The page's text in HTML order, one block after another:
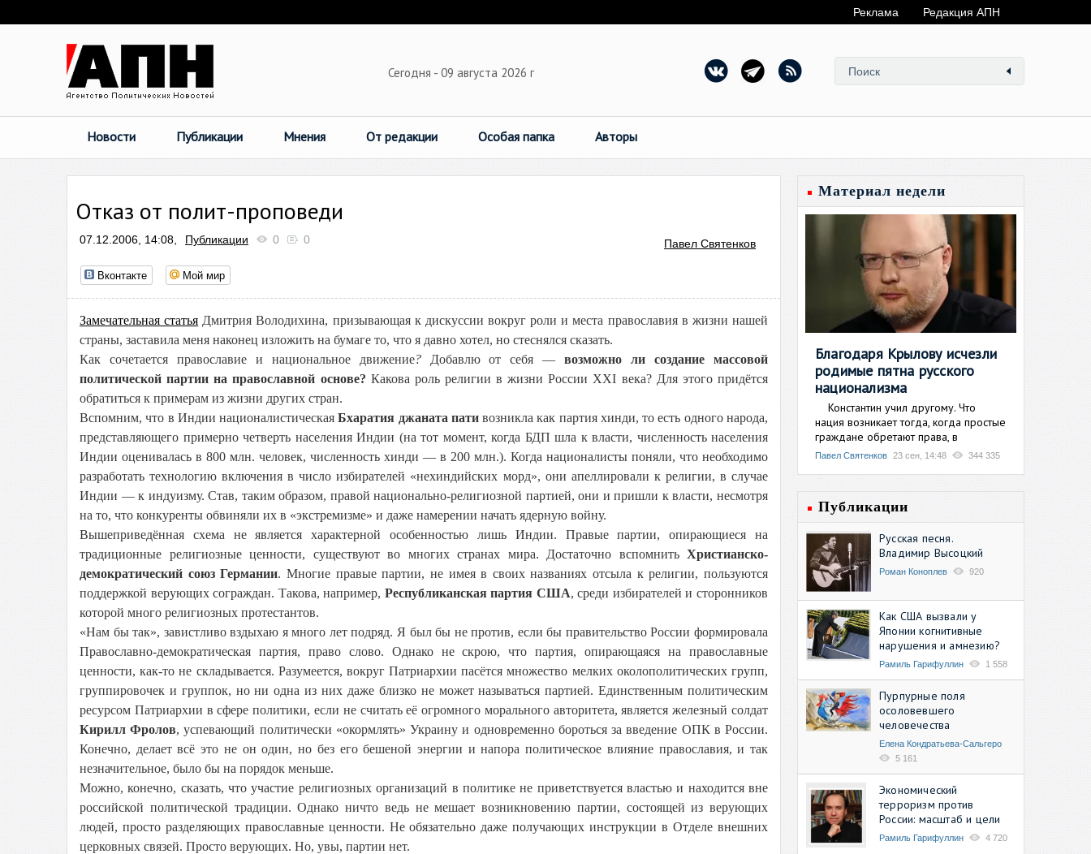
Реклама Редакция АПН
Сегодня - 09 августа 2026 г
Новости Публикации Мнения От редакции Особая папка Авторы
Отказ от полит-проповеди
07.12.2006, 14:08, Публикации 0 0 Павел Святенков
Вконтакте Мой мир
Замечательная статья Дмитрия Володихина, призывающая к дискуссии вокруг роли и места православия в жизни нашей
страны, заставила меня наконец изложить на бумаге то, что я давно хотел, но стеснялся сказать.
Как сочетается православие и национальное движение?Добавлю от себя —возможно ли создание массовой
политической партии на православной основе? Какова роль религии в жизни России XXI века? Для этого придётся
обратиться к примерам из жизни других стран.
Вспомним, что в Индии националистическаяБхаратия джаната пативозникла как партия хинди, то есть одного народа,
представляющего примерно четверть населения Индии (на тот момент, когда БДП шла к власти, численность населения
Индии оценивалась в 800 млн. человек, численность хинди — в 200 млн.). Когда националисты поняли, что необходимо
разработать технологию включения в число избирателей «нехиндийских морд», они апеллировали к религии, в случае
Индии — к индуизму. Став, таким образом, правой национально-религиозной партией, они и пришли к власти, несмотря
на то, что конкуренты обвиняли их в «экстремизме» и даже намерении начать ядерную войну.
Вышеприведённая схема не является характерной особенностью лишь Индии. Правые партии, опирающиеся на
традиционные религиозные ценности, существуют во многих странах мира. Достаточно вспомнить Христианско-
демократический союз Германии. Многие правые партии, не имея в своих названиях отсыла к религии, пользуются
поддержкой верующих сограждан. Такова, например, Республиканская партия США, среди избирателей и сторонников
которой много религиозных протестантов.
«Нам бы так», завистливо вздыхаю я много лет подряд. Я был бы не против, если бы правительство России формировала
Православно-демократическая партия, право слово. Однако не скрою, что партия, опирающаяся на православные
ценности, как-то не складывается. Разумеется, вокруг Патриархии пасётся множество мелких околополитических групп,
группировочек и группок, но ни одна из них даже близко не может называться партией. Единственным политическим
ресурсом Патриархии в сфере политики, если не считать её огромного морального авторитета, является железный солдат
Кирилл Фролов, успевающий политически «окормлять» Украину и одновременно бороться за введение ОПК в России.
Конечно, делает всё это не он один, но без его бешеной энергии и напора политическое влияние православия, и так
незначительное, было бы на порядок меньше.
Можно, конечно, сказать, что участие религиозных организаций в политике не приветствуется властью и находится вне
российской политической традиции. Однако ничто ведь не мешает возникновению партии, состоящей из верующих
людей, просто разделяющих православные ценности. Не обязательно даже получающих инструкции в Отделе внешних
церковных связей. Просто верующих. Но, увы, партии нет.
Материал недели
Благодаря Крылову исчезли
родимые пятна русского
национализма
Константин учил другому. Что
нация возникает тогда, когда простые
граждане обретают права, в
Павел Святенков 23 сен, 14:48 344 335
Публикации
Русская песня.
Владимир Высоцкий
Роман Коноплев 920
Как США вызвали у
Японии когнитивные
нарушения и амнезию?
Рамиль Гарифуллин 1 558
Пурпурные поля
осоловевшего
человечества
Елена Кондратьева-Сальгеро
5 161
Экономический
терроризм против
России: масштаб и цели
Рамиль Гарифуллин 4 720